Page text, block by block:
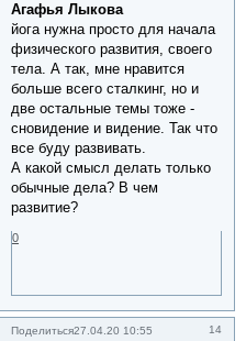
Агафья Лыкова
йога нужна просто для начала
физического развития, своего
тела. А так, мне нравится
больше всего сталкинг, но и
две остальные темы тоже -
сновидение и видение. Так что
все буду развивать.
А какой смысл делать только
обычные дела? В чем
развитие?
0
Поделиться 14
27.04.20 10:55